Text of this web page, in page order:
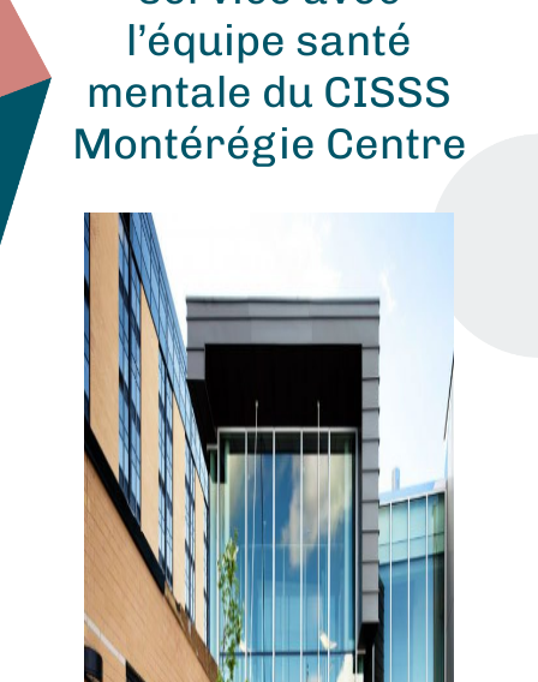
l’équipe santé
mentale du CISSS
Montérégie Centre